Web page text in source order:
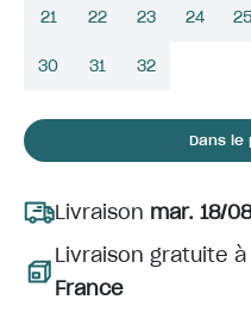
21 22 23 24 25
30 31 32
Dans le
Livraison mar. 18/
Livraison gratuite
France